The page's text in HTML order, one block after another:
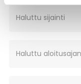
Haluttu sijainti
Haluttu